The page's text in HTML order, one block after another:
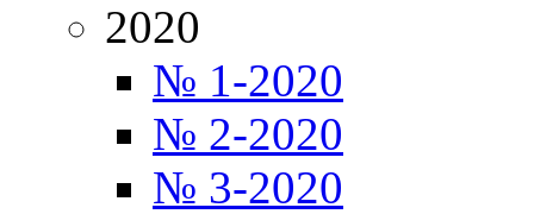
2020
№ 1-2020
№ 2-2020
№ 3-2020